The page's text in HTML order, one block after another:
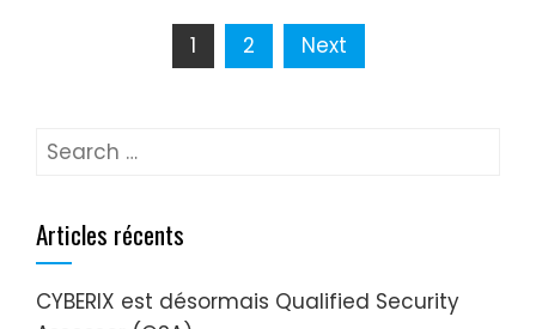
1 2 Next
Search
Articles récents
CYBERIX est désormais Qualified Security